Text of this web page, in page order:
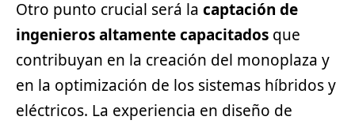
Otro punto crucial será la captación de
ingenieros altamente capacitados que
contribuyan en la creación del monoplaza y
en la optimización de los sistemas híbridos y
eléctricos. La experiencia en diseño de